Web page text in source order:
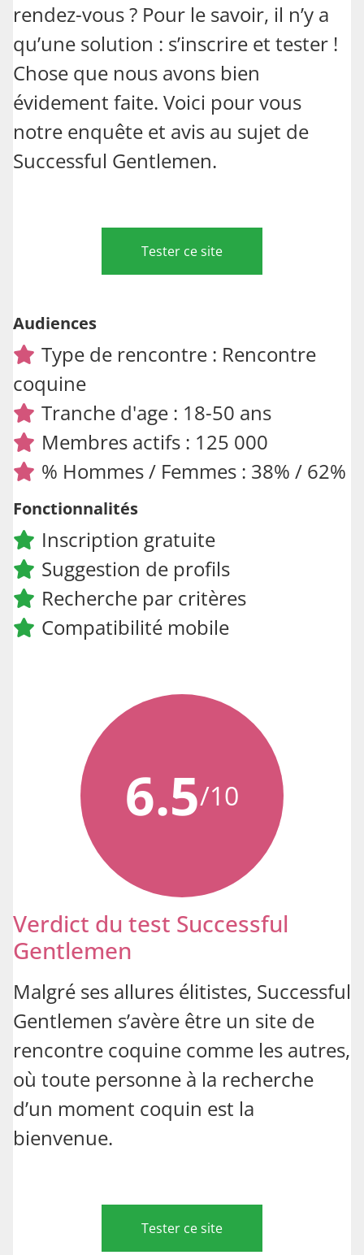
rendez-vous ? Pour le savoir, il n’y a
qu’une solution : s’inscrire et tester !
Chose que nous avons bien
évidement faite. Voici pour vous
notre enquête et avis au sujet de
Successful Gentlemen.
Audiences
Type de rencontre : Rencontre
coquine
Tranche d'age : 18-50 ans
Membres actifs : 125 000
% Hommes / Femmes : 38% / 62%
Fonctionnalités
Inscription gratuite
Suggestion de profils
Recherche par critères
Compatibilité mobile
Tester ce site
6.5/10
Verdict du test Successful
Gentlemen
Malgré ses allures élitistes, Successful
Gentlemen s’avère être un site de
rencontre coquine comme les autres,
où toute personne à la recherche
d’un moment coquin est la
bienvenue.
Tester ce site